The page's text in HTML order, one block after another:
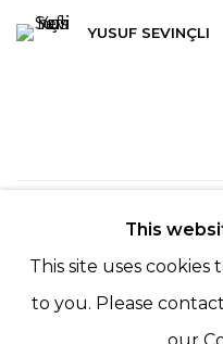
YUSUF SEVINÇLI
This
This site uses
to you. Please
our